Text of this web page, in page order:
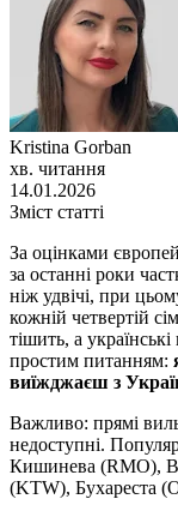
Kristina Gorban
хв. читання
14.01.2026
Зміст статті
За оцінками
за останні роки
ніж удвічі, при
кожній четвертій
тішить, а
простим питанням:
виїжджаєш з
Важливо: прямі
недоступні.
Кишинева (RMO),
(KTW), Бухареста